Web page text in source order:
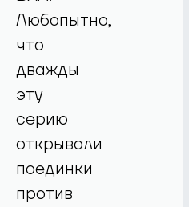
Любопытно,
что
дважды
эту
серию
открывали
поединки
против